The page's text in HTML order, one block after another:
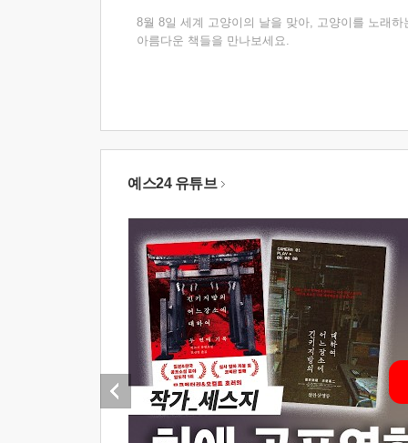
8월 8일 세계 고양이의 날을 맞아, 고양이를 노래하
아름다운 책들을 만나보세요.
예스24 유튜브